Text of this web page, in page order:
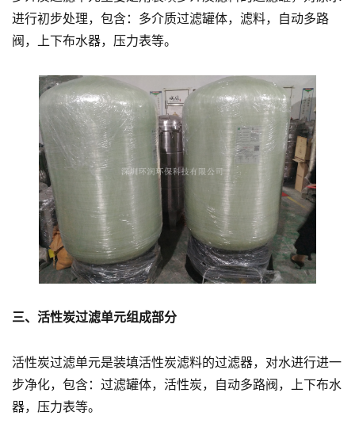
进行初步处理，包含：多介质过滤罐体，滤料，自动多路
阀，上下布水器，压力表等。
三、活性炭过滤单元组成部分
活性炭过滤单元是装填活性炭滤料的过滤器，对水进行进一
步净化，包含：过滤罐体，活性炭，自动多路阀，上下布水
器，压力表等。